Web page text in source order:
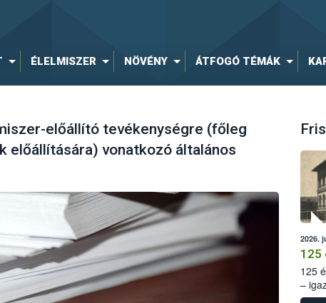
ÉLELMISZER NÖVÉNY ÁTFOGÓ TÉMÁK
előállító tevékenységre (főleg
előállítására) vonatkozó általános
2026.
125
125
–